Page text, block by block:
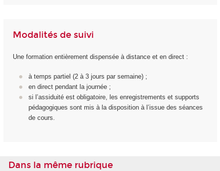
Modalités de suivi
Une formation entièrement dispensée à distance et en direct :
à temps partiel (2 à 3 jours par semaine) ;
en direct pendant la journée ;
si l’assiduité est obligatoire, les enregistrements et supports
pédagogiques sont mis à la disposition à l’issue des séances
de cours.
Dans la même rubrique